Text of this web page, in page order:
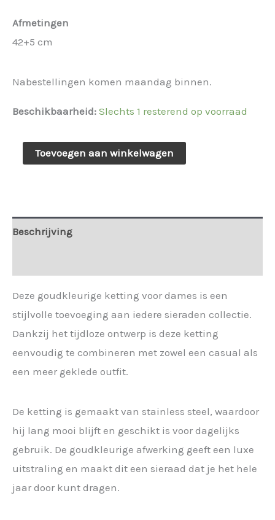
Afmetingen
42+5 cm
Nabestellingen komen maandag binnen.
Beschikbaarheid: Slechts 1 resterend op voorraad
Ketting
bollen
aantal
Toevoegen aan winkelwagen
Beschrijving
Deze goudkleurige ketting voor dames is een
stijlvolle toevoeging aan iedere sieraden collectie.
Dankzij het tijdloze ontwerp is deze ketting
eenvoudig te combineren met zowel een casual als
een meer geklede outfit.
De ketting is gemaakt van stainless steel, waardoor
hij lang mooi blijft en geschikt is voor dagelijks
gebruik. De goudkleurige afwerking geeft een luxe
uitstraling en maakt dit een sieraad dat je het hele
jaar door kunt dragen.